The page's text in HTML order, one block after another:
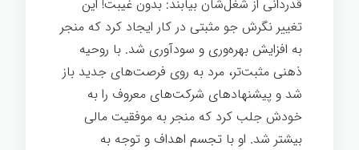
قدردانی از شغل‌شان بیابند: بدون غیبت! این
تغییر نگرش جو مثبتی در کار ایجاد کرد که منجر
به افزایش بهره‌وری و سودآوری شد. با روحیه
ذهنی مثبت‌تر، مرد به روی فرصت‌های جدید باز
شد و پیشنهادهای شرکت‌های معروف را به
خودش جلب کرد که منجر به موفقیت مالی
بیشتر شد. او با تجسم اهداف و توجه به